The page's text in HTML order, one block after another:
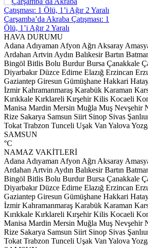
Çarşamba’da Akraba Çatışması: 1
Ölü, 1’i Ağır 2 Yaralı
HAVA DURUMU
Adana Adıyaman Afyon Ağrı Aksaray
Ardahan Artvin Aydın Balıkesir Bartın
Bingöl Bitlis Bolu Burdur Bursa Çanakkale
Diyarbakır Düzce Edirne Elazığ Erzincan
Gaziantep Giresun Gümüşhane Hakkari
İzmir Kahramanmaraş Karabük Karaman
Kırıkkale Kırklareli Kırşehir Kilis Kocaeli
Manisa Mardin Mersin Muğla Muş Nevşehir
Rize Sakarya Samsun Siirt Sinop Sivas
Tokat Trabzon Tunceli Uşak Van Yalova
SAMSUN
°C
NAMAZ VAKİTLERİ
Adana Adıyaman Afyon Ağrı Aksaray
Ardahan Artvin Aydın Balıkesir Bartın
Bingöl Bitlis Bolu Burdur Bursa Çanakkale
Diyarbakır Düzce Edirne Elazığ Erzincan
Gaziantep Giresun Gümüşhane Hakkari
İzmir Kahramanmaraş Karabük Karaman
Kırıkkale Kırklareli Kırşehir Kilis Kocaeli
Manisa Mardin Mersin Muğla Muş Nevşehir
Rize Sakarya Samsun Siirt Sinop Sivas
Tokat Trabzon Tunceli Uşak Van Yalova